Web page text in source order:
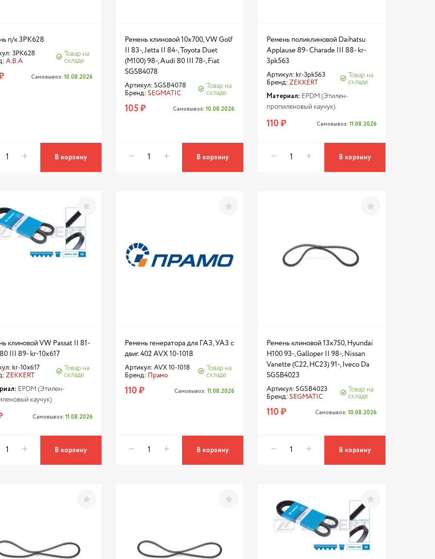
п/к 3PK628
3PK628
A.B.A
Товар на
складе
Самовывоз: 10.08.2026
В корзину
Ремень клиновой 10x700, VW Golf
II 83-, Jetta II 84-, Toyota Duet
(M100) 98-, Audi 80 III 78-, Fiat
SGSB4078
Артикул: SGSB4078
Бренд: SEGMATIC
Товар на
складе
105 ₽ Самовывоз:10.08.2026
В корзину
Ремень поликлиновой Daihatsu
Applause 89- Charade III 88- kr-
3pk563
Артикул: kr-3pk563
Бренд:ZEKKERT
Товар на
складе
Материал: EPDM (Этилен-
пропиленовый каучук)
110 ₽ Самовывоз: 11.08.2026
В корзину
клиновой VW Passat II 81-
III 89- kr-10x617
kr-10x617
ZEKKERT
Товар на
складе
EPDM (Этилен-
каучук)
Самовывоз: 11.08.2026
В корзину
Ремень генератора для ГАЗ, УАЗ с
двиг. 402 AVX 10-1018
Артикул: AVX 10-1018
Бренд: Прамо
Товар на
складе
110 ₽ Самовывоз:11.08.2026
В корзину
Ремень клиновой 13x750, Hyundai
H100 93-, Galloper II 98-, Nissan
Vanette (C22, HC23) 91-, Iveco Da
SGSB4023
Артикул: SGSB4023
Бренд:SEGMATIC
Товар на
складе
110 ₽ Самовывоз: 10.08.2026
В корзину